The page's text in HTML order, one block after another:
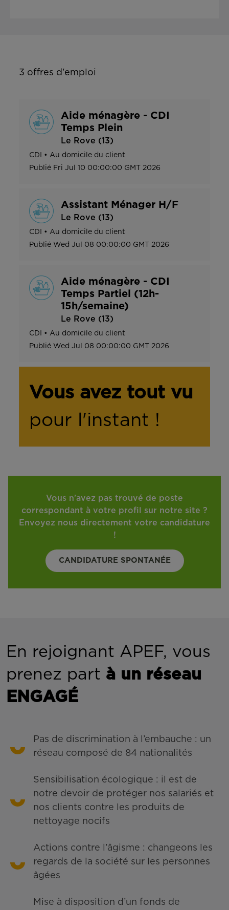
3 offres d'emploi
Aide ménagère - CDI
Temps Plein
Le Rove (13)
CDI • Au domicile du client
Publié Fri Jul 10 00:00:00 GMT 2026
Assistant Ménager H/F
Le Rove (13)
CDI • Au domicile du client
Publié Wed Jul 08 00:00:00 GMT 2026
Aide ménagère - CDI
Temps Partiel (12h-
15h/semaine)
Le Rove (13)
CDI • Au domicile du client
Publié Wed Jul 08 00:00:00 GMT 2026
Vous avez tout vu
pour l'instant !
Vous n'avez pas trouvé de poste
correspondant à votre profil sur notre site ?
Envoyez nous directement votre candidature
!
CANDIDATURE SPONTANÉE
En rejoignant APEF, vous
prenez part à un réseau
ENGAGÉ
Pas de discrimination à l’embauche : un
réseau composé de 84 nationalités
Sensibilisation écologique : il est de
notre devoir de protéger nos salariés et
nos clients contre les produits de
nettoyage nocifs
Actions contre l’âgisme : changeons les
regards de la société sur les personnes
âgées
Mise à disposition d’un fonds de